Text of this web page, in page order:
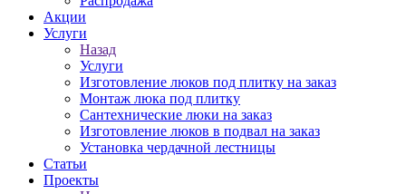
Акции
Услуги
Назад
Услуги
Изготовление люков под плитку на заказ
Монтаж люка под плитку
Сантехнические люки на заказ
Изготовление люков в подвал на заказ
Установка чердачной лестницы
Статьи
Проекты